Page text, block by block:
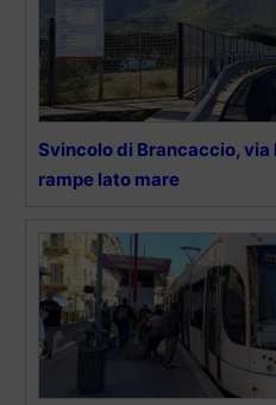
Svincolo di Brancaccio,
rampe lato mare